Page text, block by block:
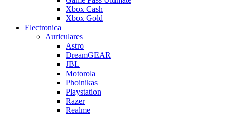
Xbox Cash
Xbox Gold
Electronica
Auriculares
Astro
DreamGEAR
JBL
Motorola
Phoinikas
Playstation
Razer
Realme